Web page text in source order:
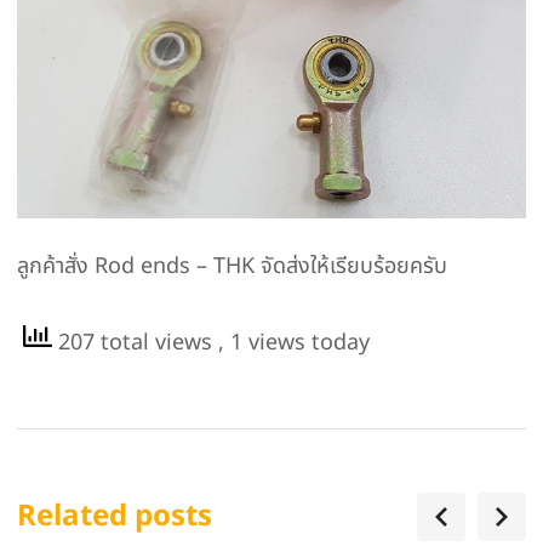
ลูกค้าสั่ง Rod ends – THK จัดส่งให้เรียบร้อยครับ
207 total views , 1 views today
Related posts